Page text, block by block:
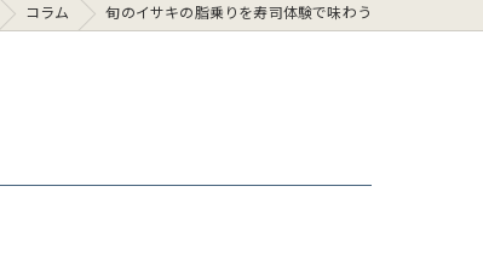
コラム 旬のイサキの脂乗りを寿司体験で味わう